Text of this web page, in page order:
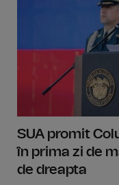
SUA promit
în prima zi de
de dreapta